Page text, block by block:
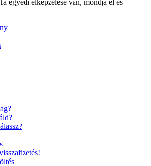
egyedi elképzelése van, mondja el és